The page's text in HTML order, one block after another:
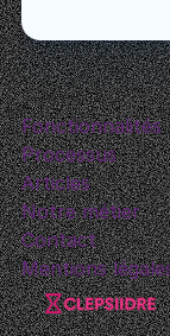
Fonctionnalités
Processus
Articles
Notre métier
Contact
Mentions